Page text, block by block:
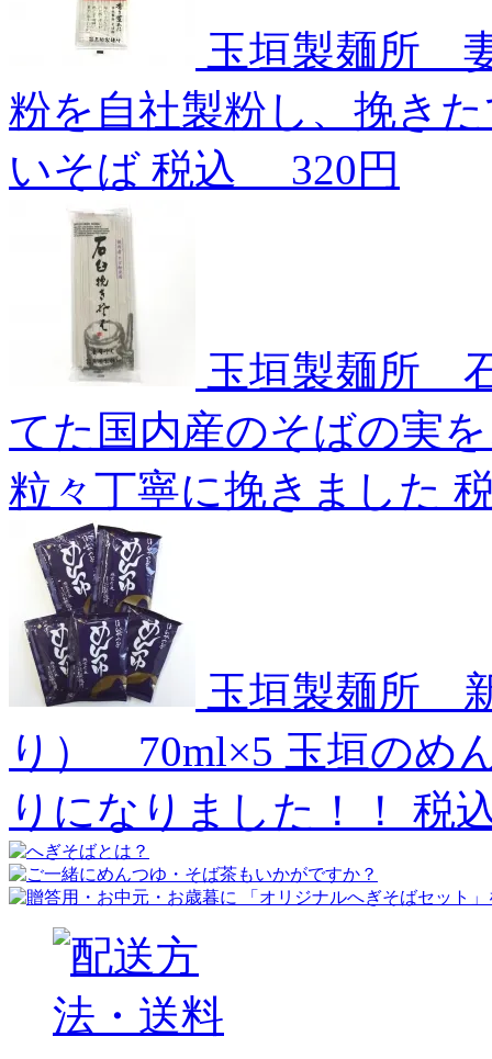
玉垣製麺所
粉を自社製粉し、挽き
いそば 税込 320円
玉垣製麺所
てた国内産のそばの実
粒々丁寧に挽きました
玉垣製麺所
り） 70ml×5 玉垣のめ
りになりました！！
税